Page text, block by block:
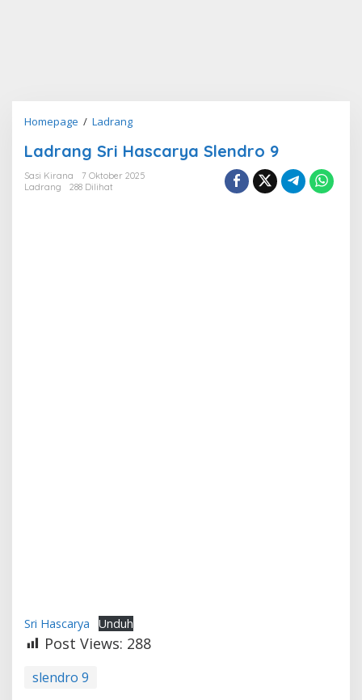
Homepage / LadrangLadrang
Hascarya
Slendro
Ladrang Sri Hascarya Slendro 9
Sasi Kirana
7 Oktober 2025
Ladrang
288 Dilihat
Sri Hascarya Unduh
Post Views: 288
slendro 9